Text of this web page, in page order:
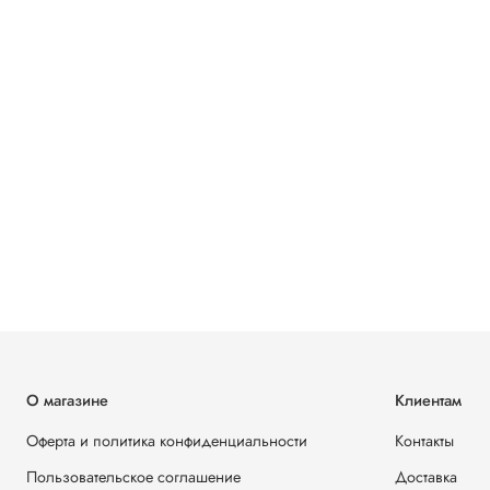
О магазине
Оферта и политика конфиденциальности
Пользовательское соглашение
Клиентам
Контакты
Доставка